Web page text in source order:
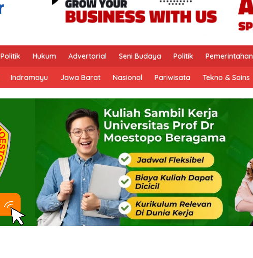
Politik Hukum Advertorial Seni Budaya Politik Pemerintahan
Indramayu Jawa Barat Nasional Pariwisata Tekno & Sains